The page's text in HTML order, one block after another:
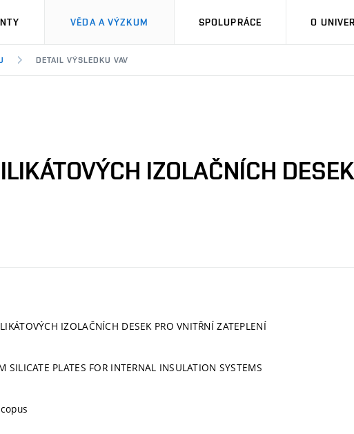
VĚDA A VÝZKUM SPOLUPRÁCE O
DETAIL VÝSLEDKU VAV
IZOLAČNÍCH
IZOLAČNÍCH DESEK PRO VNITŘNÍ ZATEPLENÍ
SILICATE PLATES FOR INTERNAL INSULATION SYSTEMS